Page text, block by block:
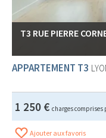
T3 RUE PIERRE
APPARTEMENT T3
1 250 € charges comprises
Ajouter aux favoris